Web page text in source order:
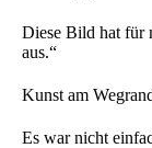
Diese Bild hat für
aus.“
Kunst am
Es war nicht